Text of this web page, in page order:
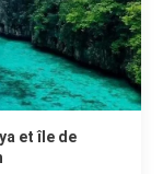
et île de